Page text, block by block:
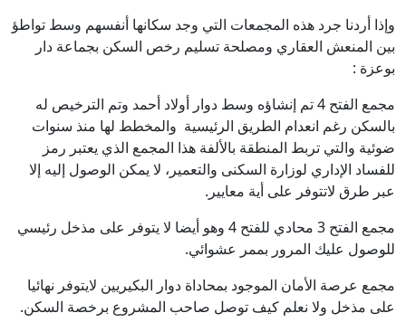
وإذا أردنا جرد هذه المجمعات التي وجد سكانها أنفسهم وسط تواطؤ
بين المنعش العقاري ومصلحة تسليم رخص السكن بجماعة دار
بوعزة :
مجمع الفتح 4 تم إنشاؤه وسط دوار أولاد أحمد وتم الترخيص له
بالسكن رغم انعدام الطريق الرئيسية والمخطط لها منذ سنوات
ضوئية والتي تربط المنطقة بالألفة هذا المجمع الذي يعتبر رمز
للفساد الإداري لوزارة السكنى والتعمير، لا يمكن الوصول إليه إلا
عبر طرق لاتتوفر على أية معايير.
مجمع الفتح 3 محادي للفتح 4 وهو أيضا لا يتوفر على مذخل رئيسي
للوصول عليك المرور بممر عشوائي.
مجمع عرصة الأمان الموجود بمحاداة دوار البكيريين لايتوفر نهائيا
على مذخل ولا نعلم كيف توصل صاحب المشروع برخصة السكن.